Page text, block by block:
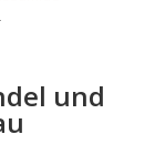
und